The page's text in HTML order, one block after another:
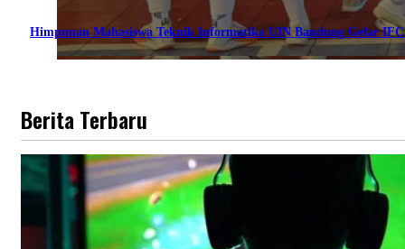
Himpunan Mahasiswa Teknik Informatika UIN Bandung Gelar
Berita Terbaru